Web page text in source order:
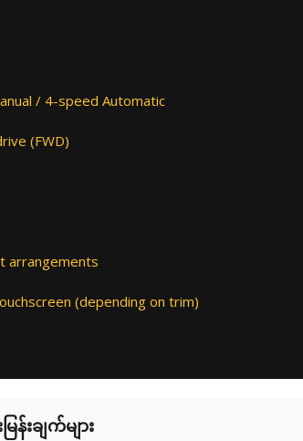
/ 4-speed Automatic
(FWD)
arrangements
(depending on trim)
န်းချက်များ